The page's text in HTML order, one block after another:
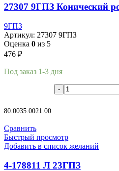
27307 9ГПЗ Конический
9ГПЗ
Артикул: 27307 9ГПЗ
Оценка 0 из 5
476 ₽
Под заказ 1-3 дня
80.0035.0021.00
Сравнить
Быстрый просмотр
Добавить в список желаний
4-178811 Л 23ГПЗ